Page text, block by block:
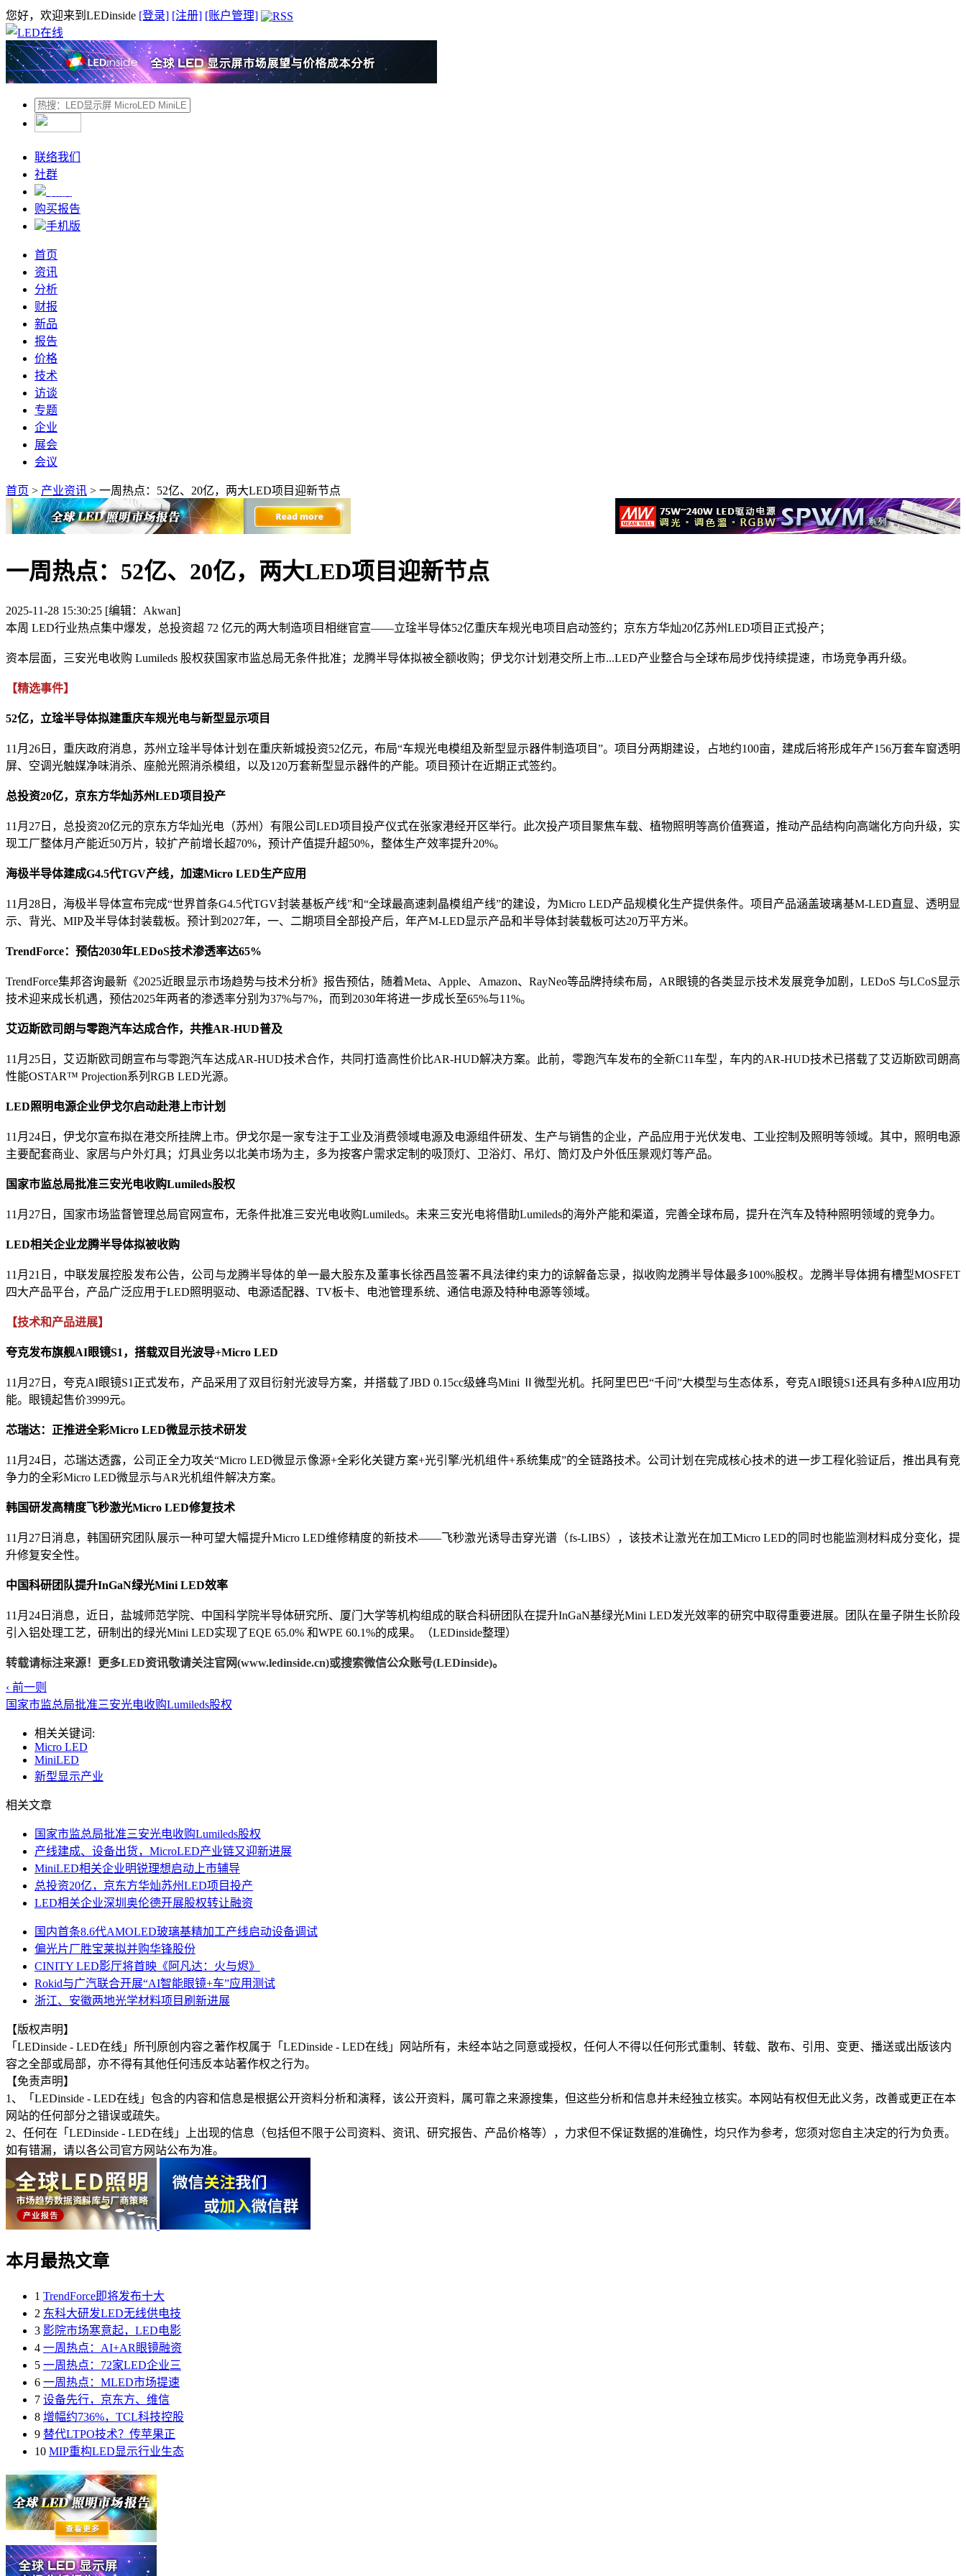
您好，欢迎来到LEDinside [登录] [注册] [账户管理]
联络我们
社群
购买报告
手机版
首页
资讯
分析
财报
新品
报告
价格
技术
访谈
专题
企业
展会
会议
首页 > 产业资讯 > 一周热点：52亿、20亿，两大LED项目迎新节点
一周热点：52亿、20亿，两大LED项目迎新节点
2025-11-28 15:30:25 [编辑：Akwan]
本周 LED行业热点集中爆发，总投资超 72 亿元的两大制造项目相继官宣——立琻半导体52亿重庆车规光电项目启动签约；京东方华灿20亿苏州LED项目正式投产；
资本层面，三安光电收购 Lumileds 股权获国家市监总局无条件批准；龙腾半导体拟被全额收购；伊戈尔计划港交所上市...LED产业整合与全球布局步伐持续提速，市场竞争再升级。
【精选事件】
52亿，立琻半导体拟建重庆车规光电与新型显示项目
11月26日，重庆政府消息，苏州立琻半导体计划在重庆新城投资52亿元，布局“车规光电模组及新型显示器件制造项目”。项目分两期建设，占地约100亩，建成后将形成年产156万套车窗透明
屏、空调光触媒净味消杀、座舱光照消杀模组，以及120万套新型显示器件的产能。项目预计在近期正式签约。
总投资20亿，京东方华灿苏州LED项目投产
11月27日，总投资20亿元的京东方华灿光电（苏州）有限公司LED项目投产仪式在张家港经开区举行。此次投产项目聚焦车载、植物照明等高价值赛道，推动产品结构向高端化方向升级，实
现工厂整体月产能近50万片，较扩产前增长超70%，预计产值提升超50%，整体生产效率提升20%。
海极半导体建成G4.5代TGV产线，加速Micro LED生产应用
11月28日，海极半导体宣布完成“世界首条G4.5代TGV封装基板产线”和“全球最高速刺晶模组产线”的建设，为Micro LED产品规模化生产提供条件。项目产品涵盖玻璃基M-LED直显、透明显
示、背光、MIP及半导体封装载板。预计到2027年，一、二期项目全部投产后，年产M-LED显示产品和半导体封装载板可达20万平方米。
TrendForce：预估2030年LEDoS技术渗透率达65%
TrendForce集邦咨询最新《2025近眼显示市场趋势与技术分析》报告预估，随着Meta、Apple、Amazon、RayNeo等品牌持续布局，AR眼镜的各类显示技术发展竞争加剧，LEDoS 与LCoS显示
技术迎来成长机遇，预估2025年两者的渗透率分别为37%与7%，而到2030年将进一步成长至65%与11%。
艾迈斯欧司朗与零跑汽车达成合作，共推AR-HUD普及
11月25日，艾迈斯欧司朗宣布与零跑汽车达成AR-HUD技术合作，共同打造高性价比AR-HUD解决方案。此前，零跑汽车发布的全新C11车型，车内的AR-HUD技术已搭载了艾迈斯欧司朗高
性能OSTAR™ Projection系列RGB LED光源。
LED照明电源企业伊戈尔启动赴港上市计划
11月24日，伊戈尔宣布拟在港交所挂牌上市。伊戈尔是一家专注于工业及消费领域电源及电源组件研发、生产与销售的企业，产品应用于光伏发电、工业控制及照明等领域。其中，照明电源
主要配套商业、家居与户外灯具；灯具业务以北美市场为主，多为按客户需求定制的吸顶灯、卫浴灯、吊灯、筒灯及户外低压景观灯等产品。
国家市监总局批准三安光电收购Lumileds股权
11月27日，国家市场监督管理总局官网宣布，无条件批准三安光电收购Lumileds。未来三安光电将借助Lumileds的海外产能和渠道，完善全球布局，提升在汽车及特种照明领域的竞争力。
LED相关企业龙腾半导体拟被收购
11月21日，中联发展控股发布公告，公司与龙腾半导体的单一最大股东及董事长徐西昌签署不具法律约束力的谅解备忘录，拟收购龙腾半导体最多100%股权。龙腾半导体拥有槽型MOSFET
四大产品平台，产品广泛应用于LED照明驱动、电源适配器、TV板卡、电池管理系统、通信电源及特种电源等领域。
【技术和产品进展】
夸克发布旗舰AI眼镜S1，搭载双目光波导+Micro LED
11月27日，夸克AI眼镜S1正式发布，产品采用了双目衍射光波导方案，并搭载了JBD 0.15cc级蜂鸟Mini Ⅱ微型光机。托阿里巴巴“千问”大模型与生态体系，夸克AI眼镜S1还具有多种AI应用功
能。眼镜起售价3999元。
芯瑞达：正推进全彩Micro LED微显示技术研发
11月24日，芯瑞达透露，公司正全力攻关“Micro LED微显示像源+全彩化关键方案+光引擎/光机组件+系统集成”的全链路技术。公司计划在完成核心技术的进一步工程化验证后，推出具有竞
争力的全彩Micro LED微显示与AR光机组件解决方案。
韩国研发高精度飞秒激光Micro LED修复技术
11月27日消息，韩国研究团队展示一种可望大幅提升Micro LED维修精度的新技术——飞秒激光诱导击穿光谱（fs-LIBS），该技术让激光在加工Micro LED的同时也能监测材料成分变化，提
升修复安全性。
中国科研团队提升InGaN绿光Mini LED效率
11月24日消息，近日，盐城师范学院、中国科学院半导体研究所、厦门大学等机构组成的联合科研团队在提升InGaN基绿光Mini LED发光效率的研究中取得重要进展。团队在量子阱生长阶段
引入铝处理工艺，研制出的绿光Mini LED实现了EQE 65.0% 和WPE 60.1%的成果。（LEDinside整理）
转载请标注来源！更多LED资讯敬请关注官网(www.ledinside.cn)或搜索微信公众账号(LEDinside)。
‹ 前一则
国家市监总局批准三安光电收购Lumileds股权
相关关键词:
Micro LED
MiniLED
新型显示产业
相关文章
国家市监总局批准三安光电收购Lumileds股权
产线建成、设备出货，MicroLED产业链又迎新进展
MiniLED相关企业明锐理想启动上市辅导
总投资20亿，京东方华灿苏州LED项目投产
LED相关企业深圳奥伦德开展股权转让融资
国内首条8.6代AMOLED玻璃基精加工产线启动设备调试
偏光片厂胜宝莱拟并购华锋股份
CINITY LED影厅将首映《阿凡达：火与烬》
Rokid与广汽联合开展“AI智能眼镜+车”应用测试
浙江、安徽两地光学材料项目刷新进展
【版权声明】
「LEDinside - LED在线」所刊原创内容之著作权属于「LEDinside - LED在线」网站所有，未经本站之同意或授权，任何人不得以任何形式重制、转载、散布、引用、变更、播送或出版该内
容之全部或局部，亦不得有其他任何违反本站著作权之行为。
【免责声明】
1、「LEDinside - LED在线」包含的内容和信息是根据公开资料分析和演释，该公开资料，属可靠之来源搜集，但这些分析和信息并未经独立核实。本网站有权但无此义务，改善或更正在本
网站的任何部分之错误或疏失。
2、任何在「LEDinside - LED在线」上出现的信息（包括但不限于公司资料、资讯、研究报告、产品价格等），力求但不保证数据的准确性，均只作为参考，您须对您自主决定的行为负责。
如有错漏，请以各公司官方网站公布为准。
本月最热文章
1 TrendForce即将发布十大
2 东科大研发LED无线供电技
3 影院市场寒意起，LED电影
4 一周热点：AI+AR眼镜融资
5 一周热点：72家LED企业三
6 一周热点：MLED市场提速
7 设备先行，京东方、维信
8 增幅约736%，TCL科技控股
9 替代LTPO技术？传苹果正
10 MIP重构LED显示行业生态